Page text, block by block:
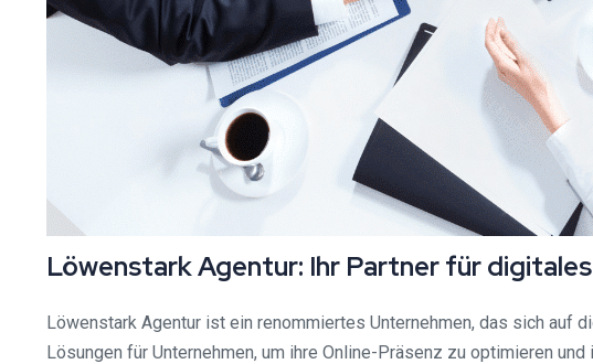
Löwenstark Agentur: Ihr Partner für
Löwenstark Agentur ist ein renommiertes Unternehmen, das sich auf
Lösungen für Unternehmen, um ihre Online-Präsenz zu optimieren